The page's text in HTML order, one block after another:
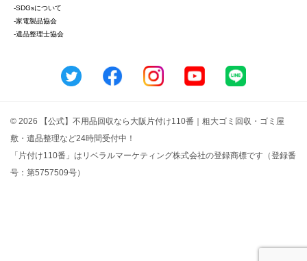
-SDGsについて
-家電製品協会
-遺品整理士協会
© 2026 【公式】不用品回収なら大阪片付け110番｜粗大ゴミ回収・ゴミ屋
敷・遺品整理など24時間受付中！
「片付け110番」はリベラルマーケティング株式会社の登録商標です（登録番
号：第5757509号）